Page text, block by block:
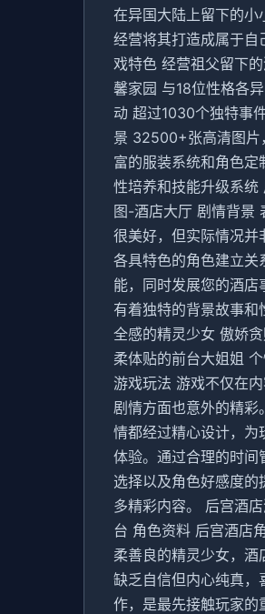
在异国大陆上留下的小
经营将其打造成属于自
戏特色 经营祖父留下
馨家园 与18位性格各
动 超过1030个独特事
景 32500+张高清图片
富的服装系统和角色定
性培养和技能升级系统
图-酒店大厅 剧情背景
很美好，但实际情况并
各具特色的角色建立关
能，同时发展您的酒店
有着独特的背景故事和
全感的精灵少女 傲娇
柔体贴的前台大姐姐
游戏玩法 游戏不仅在内
剧情方面也意外的精彩
情都经过精心设计，为
体验。通过合理的时间
选择以及角色好感度的
多精彩内容。 后宫酒
台 角色资料 后宫酒店
柔善良的精灵少女，酒
缺乏自信但内心纯真，
作，是最先接触玩家的